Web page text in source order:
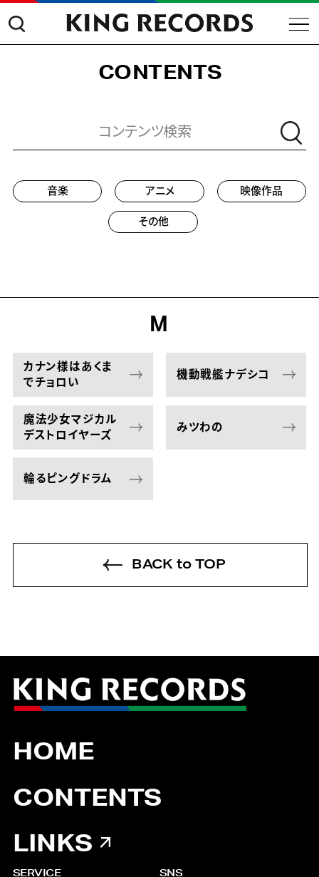
CONTENTS
音楽 アニメ 映像作品
その他
M
カナン様はあくま
でチョロい
機動戦艦ナデシコ
魔法少女マジカル
デストロイヤーズ
みツわの
輪るピングドラム
BACK to TOP
HOME
CONTENTS
LINKS
SERVICE SNS